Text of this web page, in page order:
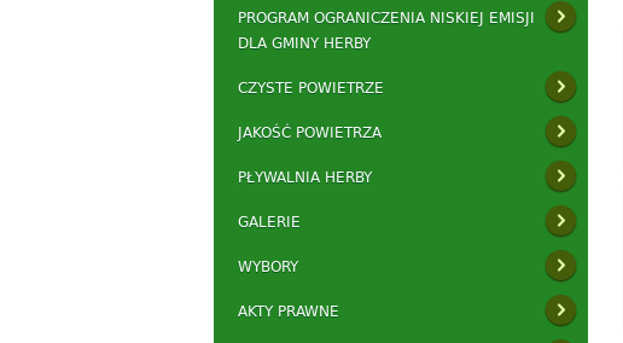
PROGRAM OGRANICZENIA NISKIEJ EMISJI
DLA GMINY HERBY
CZYSTE POWIETRZE
JAKOŚĆ POWIETRZA
PŁYWALNIA HERBY
GALERIE
WYBORY
AKTY PRAWNE